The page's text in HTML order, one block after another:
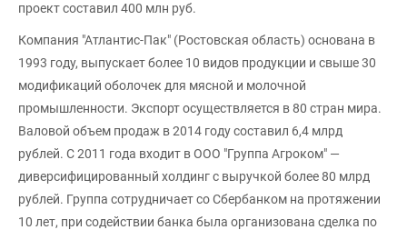
проект составил 400 млн руб.
Компания "Атлантис-Пак" (Ростовская область) основана в
1993 году, выпускает более 10 видов продукции и свыше 30
модификаций оболочек для мясной и молочной
промышленности. Экспорт осуществляется в 80 стран мира.
Валовой объем продаж в 2014 году составил 6,4 млрд
рублей. С 2011 года входит в ООО "Группа Агроком" —
диверсифицированный холдинг с выручкой более 80 млрд
рублей. Группа сотрудничает со Сбербанком на протяжении
10 лет, при содействии банка была организована сделка по